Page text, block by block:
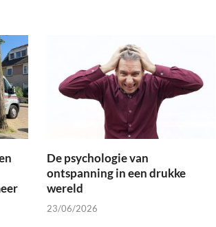
De psychologie van
ontspanning in een drukke
wereld
23/06/2026